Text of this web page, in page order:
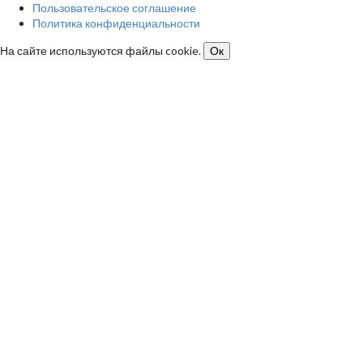
Пользовательское соглашение
Политика конфиденциальности
На сайте используются файлы cookie.
Ок